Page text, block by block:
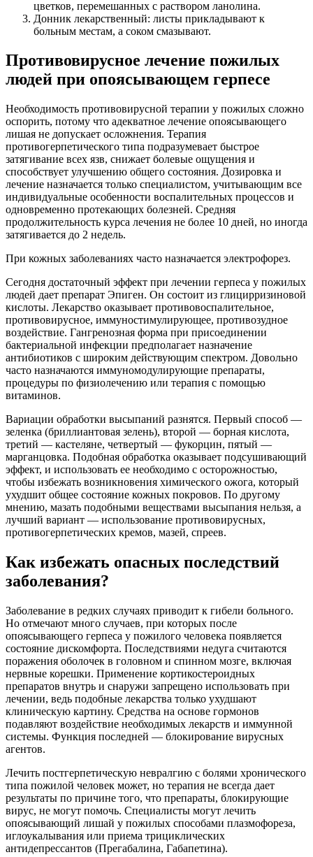
цветков, перемешанных с раствором ланолина.
Донник лекарственный: листы прикладывают к
больным местам, а соком смазывают.
Противовирусное лечение пожилых
людей при опоясывающем герпесе
Необходимость противовирусной терапии у пожилых сложно
оспорить, потому что адекватное лечение опоясывающего
лишая не допускает осложнения. Терапия
противогерпетического типа подразумевает быстрое
затягивание всех язв, снижает болевые ощущения и
способствует улучшению общего состояния. Дозировка и
лечение назначается только специалистом, учитывающим все
индивидуальные особенности воспалительных процессов и
одновременно протекающих болезней. Средняя
продолжительность курса лечения не более 10 дней, но иногда
затягивается до 2 недель.
При кожных заболеваниях часто назначается электрофорез.
Сегодня достаточный эффект при лечении герпеса у пожилых
людей дает препарат Эпиген. Он состоит из глицирризиновой
кислоты. Лекарство оказывает противовоспалительное,
противовирусное, иммуностимулирующее, противозудное
воздействие. Гангренозная форма при присоединении
бактериальной инфекции предполагает назначение
антибиотиков с широким действующим спектром. Довольно
часто назначаются иммуномодулирующие препараты,
процедуры по физиолечению или терапия с помощью
витаминов.
Вариации обработки высыпаний разнятся. Первый способ —
зеленка (бриллиантовая зелень), второй — борная кислота,
третий — кастеляне, четвертый — фукорцин, пятый —
марганцовка. Подобная обработка оказывает подсушивающий
эффект, и использовать ее необходимо с осторожностью,
чтобы избежать возникновения химического ожога, который
ухудшит общее состояние кожных покровов. По другому
мнению, мазать подобными веществами высыпания нельзя, а
лучший вариант — использование противовирусных,
противогерпетических кремов, мазей, спреев.
Как избежать опасных последствий
заболевания?
Заболевание в редких случаях приводит к гибели больного.
Но отмечают много случаев, при которых после
опоясывающего герпеса у пожилого человека появляется
состояние дискомфорта. Последствиями недуга считаются
поражения оболочек в головном и спинном мозге, включая
нервные корешки. Применение кортикостероидных
препаратов внутрь и снаружи запрещено использовать при
лечении, ведь подобные лекарства только ухудшают
клиническую картину. Средства на основе гормонов
подавляют воздействие необходимых лекарств и иммунной
системы. Функция последней — блокирование вирусных
агентов.
Лечить постгерпетическую невралгию с болями хронического
типа пожилой человек может, но терапия не всегда дает
результаты по причине того, что препараты, блокирующие
вирус, не могут помочь. Специалисты могут лечить
опоясывающий лишай у пожилых способами плазмофореза,
иглоукалывания или приема трициклических
антидепрессантов (Прегабалина, Габапетина).